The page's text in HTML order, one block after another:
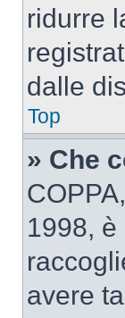
ridurre
dalle
Top
» Che
1998,
avere